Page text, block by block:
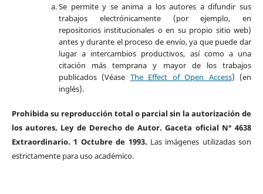
Se permite y se anima a los autores a difundir sus
trabajos electrónicamente (por ejemplo, en
repositorios institucionales o en su propio sitio web)
antes y durante el proceso de envío, ya que puede dar
lugar a intercambios productivos, así como a una
citación más temprana y mayor de los trabajos
publicados (Véase The Effect of Open Access) (en
inglés).
Prohibida su reproducción total o parcial sin la autorización de
los autores. Ley de Derecho de Autor. Gaceta oficial N° 4638
Extraordinario. 1 Octubre de 1993. Las imágenes utilizadas son
estrictamente para uso académico.